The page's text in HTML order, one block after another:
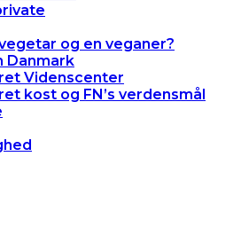
og en veganer?
Danmark
Videnscenter
kost og FN’s verdensmål